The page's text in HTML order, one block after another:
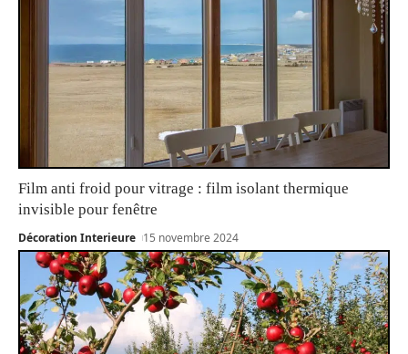
Film anti froid pour vitrage : film isolant thermique
invisible pour fenêtre
Décoration Interieure 15 novembre 2024